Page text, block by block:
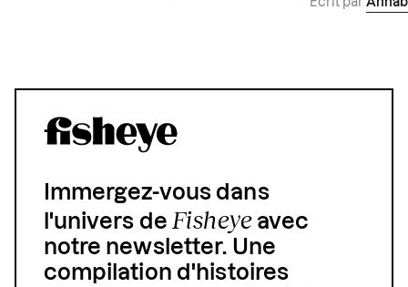
Immergez-vous dans
l'univers deFisheyeavec
notre newsletter. Une
compilation d'histoires